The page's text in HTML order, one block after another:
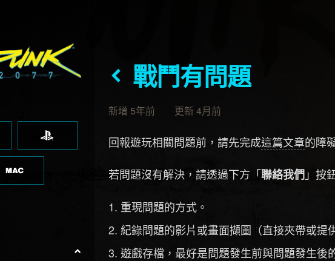
戰鬥有問題
新增 5年前 更新 4月前
回報遊玩相關問題前，請先完成這篇文章的障
若問題沒有解決，請透過下方「聯絡我們」按
重現問題的方式。
紀錄問題的影片或畫面擷圖（直接夾帶或提
遊戲存檔，最好是問題發生前與問題發生後